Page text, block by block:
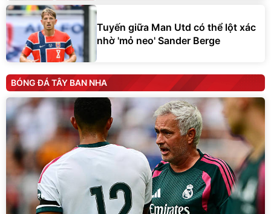
Tuyến giữa Man Utd có thể lột xác
nhờ 'mỏ neo' Sander Berge
BÓNG ĐÁ TÂY BAN NHA